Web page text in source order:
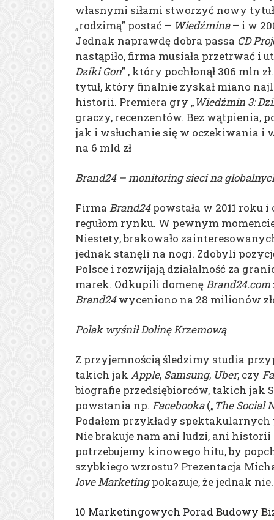
własnymi siłami stworzyć nowy
„rodzimą” postać – Wiedźmina– i w
Jednak naprawdę dobra passa CD
nastąpiło, firma musiała przetrwać i
Dziki Gon” , który pochłonął 306 mln
tytuł, który finalnie zyskał miano
historii. Premiera gry „Wiedźmin 3:
graczy, recenzentów. Bez wątpienia,
jak i wsłuchanie się w oczekiwania i
na 6 mld zł
Brand24 – monitoring sieci na
Firma Brand24powstała w 2011 roku
regułom rynku. W pewnym
Niestety, brakowało
jednak stanęli na nogi. Zdobyli
Polsce i rozwijają działalność za
marek. Odkupili domenę Brand24.com
Brand24wyceniono na 28 milionów
Polak wyśnił Dolinę Krzemową
Z przyjemnością śledzimy studia
takich jak Apple, Samsung, Uber, czy
biografie przedsiębiorców, takich jak
powstania np. Facebooka(„The Social
Podałem przykłady
Nie brakuje nam ani ludzi, ani
potrzebujemy kinowego hitu, by
szybkiego wzrostu? Prezentacja
love Marketingpokazuje, że jednak nie.
10 Marketingowych Porad Budowy